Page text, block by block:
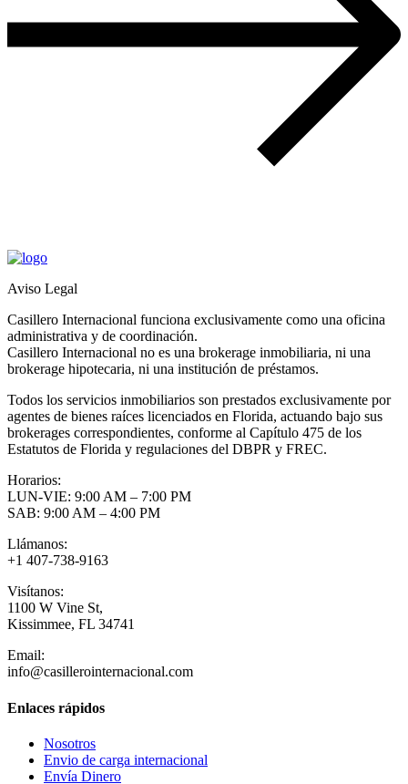
Aviso Legal
Casillero Internacional funciona exclusivamente como una oficina
administrativa y de coordinación.
Casillero Internacional no es una brokerage inmobiliaria, ni una
brokerage hipotecaria, ni una institución de préstamos.
Todos los servicios inmobiliarios son prestados exclusivamente por
agentes de bienes raíces licenciados en Florida, actuando bajo sus
brokerages correspondientes, conforme al Capítulo 475 de los
Estatutos de Florida y regulaciones del DBPR y FREC.
Horarios:
LUN-VIE: 9:00 AM – 7:00 PM
SAB: 9:00 AM – 4:00 PM
Llámanos:
+1 407-738-9163
Visítanos:
1100 W Vine St,
Kissimmee, FL 34741
Email:
info@casillerointernacional.com
Enlaces rápidos
Nosotros
Envio de carga internacional
Envía Dinero